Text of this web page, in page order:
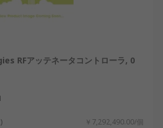
RFアッテネータコントローラ, 0
￥7,292,490.00/個